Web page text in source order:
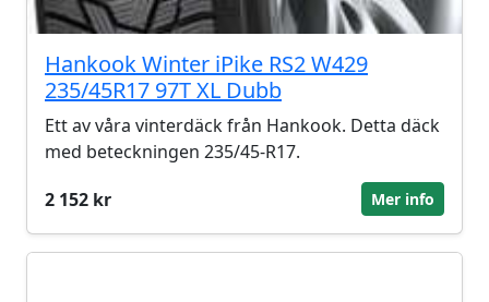
Hankook Winter iPike RS2 W429
235/45R17 97T XL Dubb
Ett av våra vinterdäck från Hankook. Detta däck
med beteckningen 235/45-R17.
2 152 kr
Mer info